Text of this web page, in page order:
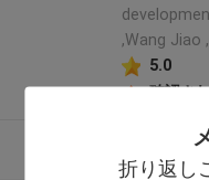
折り返し
,Wang Jiao
5.0
確認さ
多